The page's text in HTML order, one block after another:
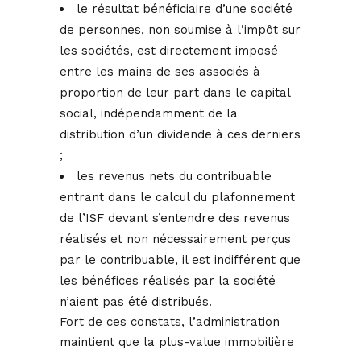
le résultat bénéficiaire d’une société
de personnes, non soumise à l’impôt sur
les sociétés, est directement imposé
entre les mains de ses associés à
proportion de leur part dans le capital
social, indépendamment de la
distribution d’un dividende à ces derniers
;
les revenus nets du contribuable
entrant dans le calcul du plafonnement
de l’ISF devant s’entendre des revenus
réalisés et non nécessairement perçus
par le contribuable, il est indifférent que
les bénéfices réalisés par la société
n’aient pas été distribués.
Fort de ces constats, l’administration
maintient que la plus-value immobilière